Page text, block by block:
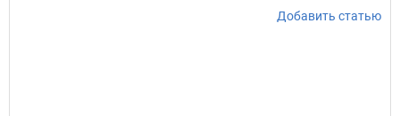
Добавить статью